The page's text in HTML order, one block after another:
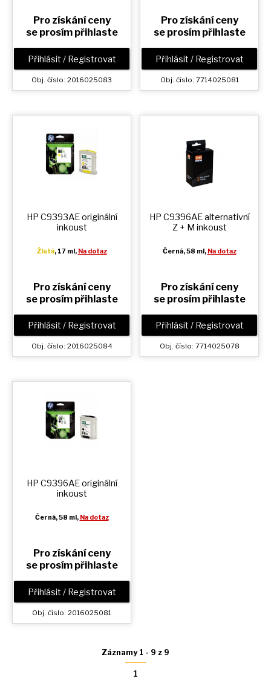
Pro získání ceny
se prosím přihlaste
Přihlásit / Registrovat
Obj. číslo: 2016025083
Pro získání ceny
se prosím přihlaste
Přihlásit / Registrovat
Obj. číslo: 7714025081
HP C9393AE originální
inkoust
Žlutá, 17 ml, Na dotaz
Pro získání ceny
se prosím přihlaste
Přihlásit / Registrovat
Obj. číslo: 2016025084
HP C9396AE alternativní
Z + M inkoust
Černá, 58 ml, Na dotaz
Pro získání ceny
se prosím přihlaste
Přihlásit / Registrovat
Obj. číslo: 7714025078
HP C9396AE originální
inkoust
Černá, 58 ml, Na dotaz
Pro získání ceny
se prosím přihlaste
Přihlásit / Registrovat
Obj. číslo: 2016025081
Záznamy 1 - 9 z 9
1